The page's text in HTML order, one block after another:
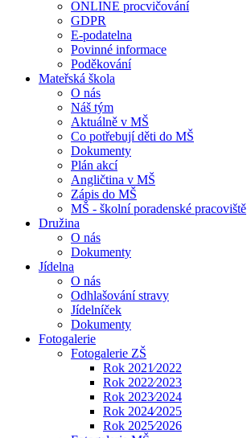
ONLINE procvičování
GDPR
E-podatelna
Povinné informace
Poděkování
Mateřská škola
O nás
Náš tým
Aktuálně v MŠ
Co potřebují děti do MŠ
Dokumenty
Plán akcí
Angličtina v MŠ
Zápis do MŠ
MŠ - školní poradenské pracoviště
Družina
O nás
Dokumenty
Jídelna
O nás
Odhlašování stravy
Jídelníček
Dokumenty
Fotogalerie
Fotogalerie ZŠ
Rok 2021⁄2022
Rok 2022⁄2023
Rok 2023⁄2024
Rok 2024⁄2025
Rok 2025⁄2026